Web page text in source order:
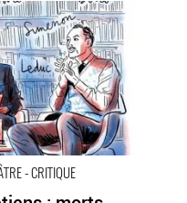
- CRITIQUE
à l’antenne - Critique
Off. Théâtre des Halles